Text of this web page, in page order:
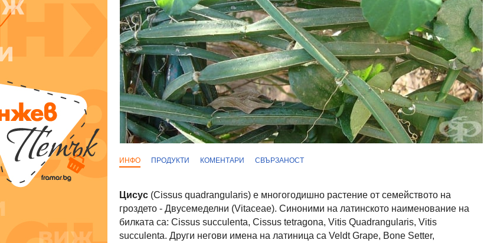
ИНФО ПРОДУКТИ КОМЕНТАРИ СВЪРЗАНОСТ
Цисус (Cissus quadrangularis) е многогодишно растение от семейството на
гроздето - Двусемеделни (Vitaceae). Синоними на латинското наименование на
билката са: Cissus succulenta, Cissus tetragona, Vitis Quadrangularis, Vitis
succulenta. Други негови имена на латиница са Veldt Grape, Bone Setter,